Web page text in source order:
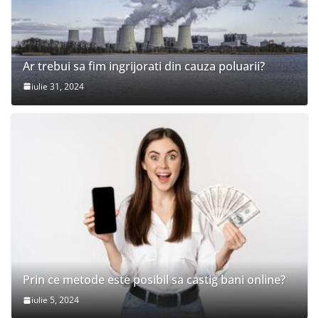
Ar trebui sa fim ingrijorati din cauza poluarii?
iulie 31, 2024
Prin ce metode este posibil sa castig bani online?
iulie 5, 2024